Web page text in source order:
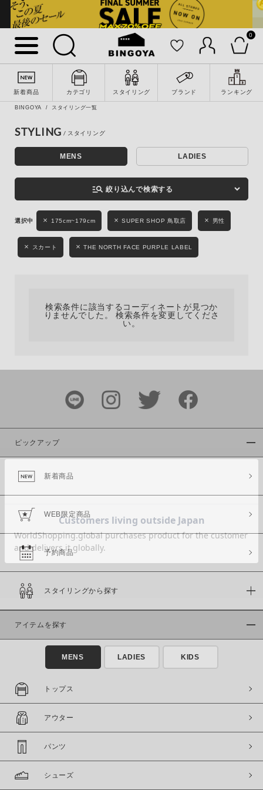
0
新着商品 カテゴリ スタイリング ブランド ランキング
詳細検索
キーワード
性別
MENS LADIES KIDS
ブランド
カラー
商品タイプ
通常商品
セール価格 WEB限定
在庫
在庫あり
BINGOYA スタイリング一覧
STYLING
MENS LADIES
manage_search 絞り込んで検索する
175cm~179cm SUPER SHOP 鳥取店 男性
スカート THE NORTH FACE PURPLE LABEL
検索条件に該当するコーディネートが見つか
りませんでした。 検索条件を変更してくださ
い。
ピックアップ
新着商品
WEB限定商品
予約商品
スタイリングから探す
アイテムを探す
MENS LADIES KIDS
トップス
アウター
パンツ
シューズ